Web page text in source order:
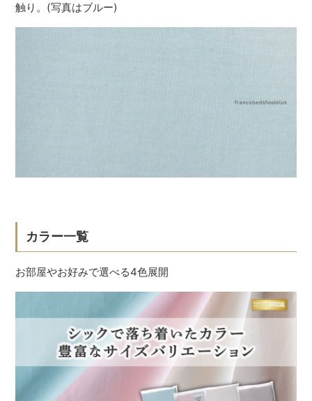
触り。(写真はブルー)
カラー一覧
お部屋やお好みで選べる4色展開